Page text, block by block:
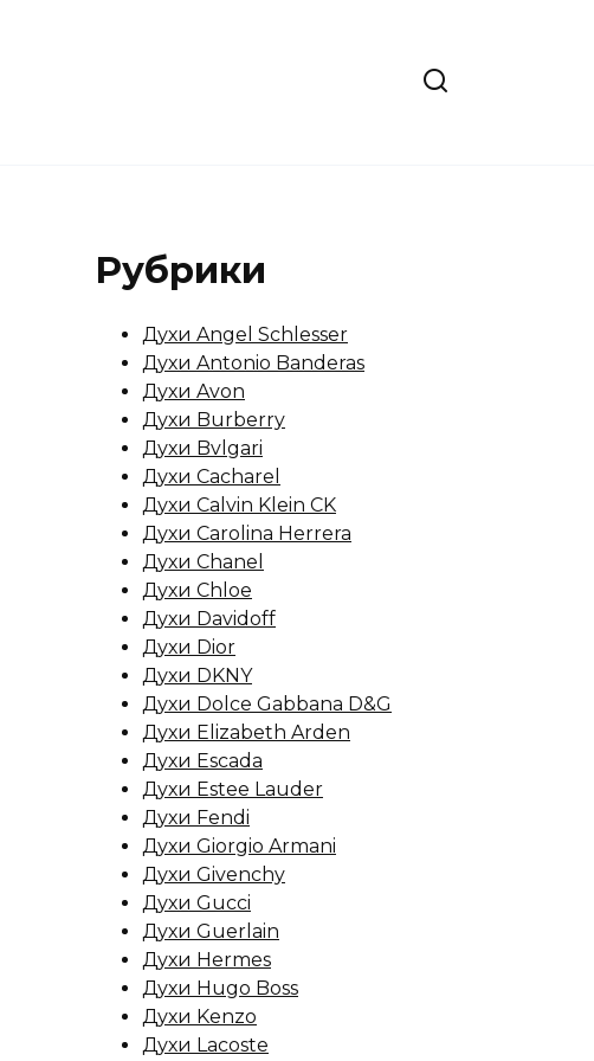
Рубрики
Духи Angel Schlesser
Духи Antonio Banderas
Духи Avon
Духи Burberry
Духи Bvlgari
Духи Cacharel
Духи Calvin Klein CK
Духи Carolina Herrera
Духи Chanel
Духи Chloe
Духи Davidoff
Духи Dior
Духи DKNY
Духи Dolce Gabbana D&G
Духи Elizabeth Arden
Духи Escada
Духи Estee Lauder
Духи Fendi
Духи Giorgio Armani
Духи Givenchy
Духи Gucci
Духи Guerlain
Духи Hermes
Духи Hugo Boss
Духи Kenzo
Духи Lacoste